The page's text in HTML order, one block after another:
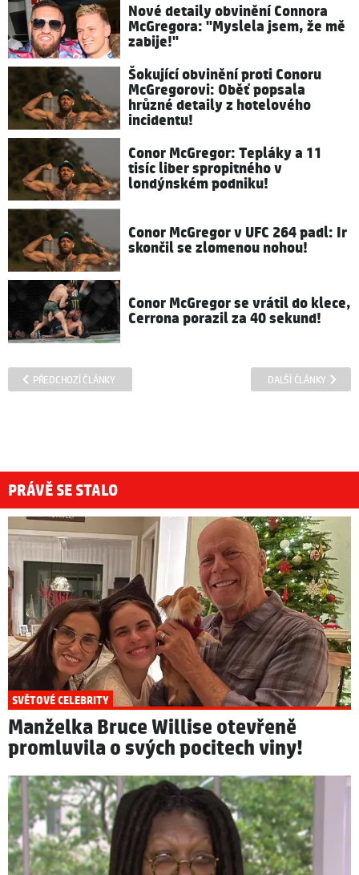
Nové detaily obvinění Connora
McGregora: "Myslela jsem, že mě
zabije!"
Šokující obvinění proti Conoru
McGregorovi: Oběť popsala
hrůzné detaily z hotelového
incidentu!
Conor McGregor: Tepláky a 11
tisíc liber spropitného v
londýnském podniku!
Conor McGregor v UFC 264 padl: Ir
skončil se zlomenou nohou!
Conor McGregor se vrátil do klece,
Cerrona porazil za 40 sekund!
PŘEDCHOZÍ ČLÁNKY DALŠÍ ČLÁNKY
PRÁVĚ SE STALO
SVĚTOVÉ CELEBRITY
Manželka Bruce Willise otevřeně
promluvila o svých pocitech viny!